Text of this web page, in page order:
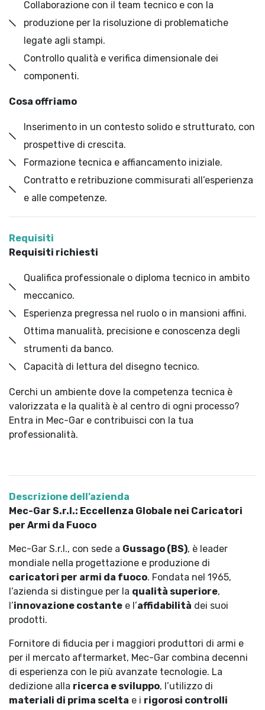
Collaborazione con il team tecnico e con la
produzione per la risoluzione di problematiche
legate agli stampi.
Controllo qualità e verifica dimensionale dei
componenti.
Cosa offriamo
Inserimento in un contesto solido e strutturato, con
prospettive di crescita.
Formazione tecnica e affiancamento iniziale.
Contratto e retribuzione commisurati all’esperienza
e alle competenze.
Requisiti
Requisiti richiesti
Qualifica professionale o diploma tecnico in ambito
meccanico.
Esperienza pregressa nel ruolo o in mansioni affini.
Ottima manualità, precisione e conoscenza degli
strumenti da banco.
Capacità di lettura del disegno tecnico.
Cerchi un ambiente dove la competenza tecnica è
valorizzata e la qualità è al centro di ogni processo?
Entra in Mec-Gar e contribuisci con la tua
professionalità.
Descrizione dell’azienda
Mec-Gar S.r.l.: Eccellenza Globale nei Caricatori
per Armi da Fuoco
Mec-Gar S.r.l., con sede a Gussago (BS), è leader
mondiale nella progettazione e produzione di
caricatori per armi da fuoco. Fondata nel 1965,
l’azienda si distingue per la qualità superiore,
l’innovazione costante e l’affidabilità dei suoi
prodotti.
Fornitore di fiducia per i maggiori produttori di armi e
per il mercato aftermarket, Mec-Gar combina decenni
di esperienza con le più avanzate tecnologie. La
dedizione alla ricerca e sviluppo, l’utilizzo di
materiali di prima scelta e i rigorosi controlli